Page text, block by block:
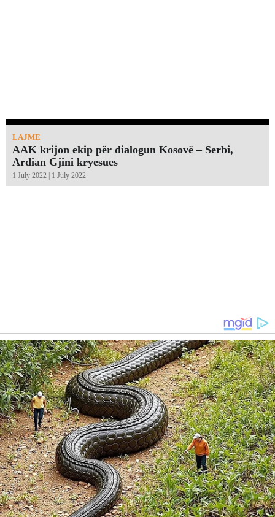
LAJME
AAK krijon ekip për dialogun Kosovë – Serbi,
Ardian Gjini kryesues
1 July 2022 | 1 July 2022